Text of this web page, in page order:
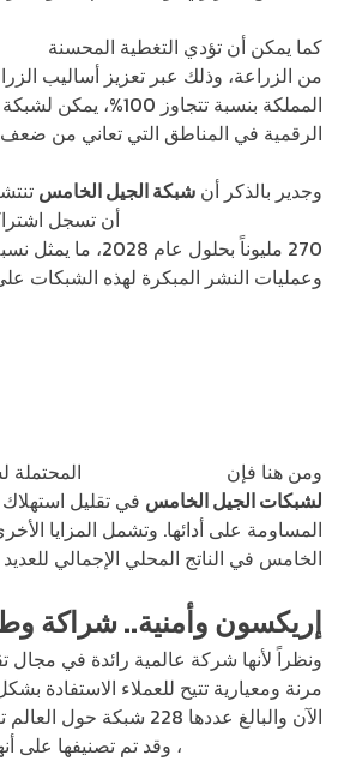
كما يمكن أن تؤدي التغطية المحسنة
من الزراعة، وذلك عبر تعزيز أساليب
المملكة بنسبة
الرقمية في المناطق التي تعاني من ضعف
وجدير بالذكر أن شبكة الجيل الخامس
وعمليات النشر المبكرة لهذه الشبكات
ومن هنا فإن
المحتملة
لشبكات الجيل الخامس في تقليل
المساومة على أدائها. وتشمل المزايا
الخامس في الناتج المحلي الإجمالي
إريكسون وأمنية.. شراكة
ونظراً لأنها شركة عالمية رائدة في
مرنة ومعيارية تتيح للعملاء
الآن والبالغ عددها 228 شبكة حول العالم تستخدم
، وقد تم تصنيفها على